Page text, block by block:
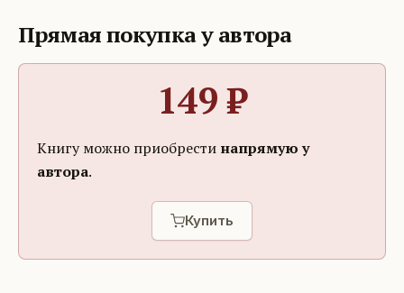
Прямая покупка у автора
149₽
Книгу можно приобрести напрямую у
автора.
Купить